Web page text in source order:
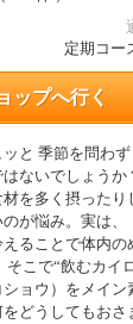
定期コー
ップへ行く
と 季節を問わ
はないでしょう
を多く摂ったり
が悩み。実は、
ることで体内の
こで“飲むカイ
ョウ）をメイン
どうしてもお